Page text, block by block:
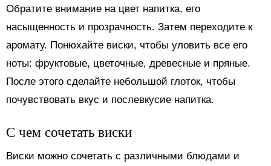
Обратите внимание на цвет напитка, его
насыщенность и прозрачность. Затем переходите к
аромату. Понюхайте виски, чтобы уловить все его
ноты: фруктовые, цветочные, древесные и пряные.
После этого сделайте небольшой глоток, чтобы
почувствовать вкус и послевкусие напитка.
С чем сочетать виски
Виски можно сочетать с различными блюдами и